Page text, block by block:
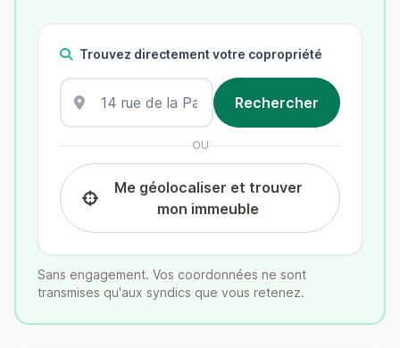
Trouvez directement votre copropriété
OU
Me géolocaliser et trouver
mon immeuble
Sans engagement. Vos coordonnées ne sont
transmises qu'aux syndics que vous retenez.